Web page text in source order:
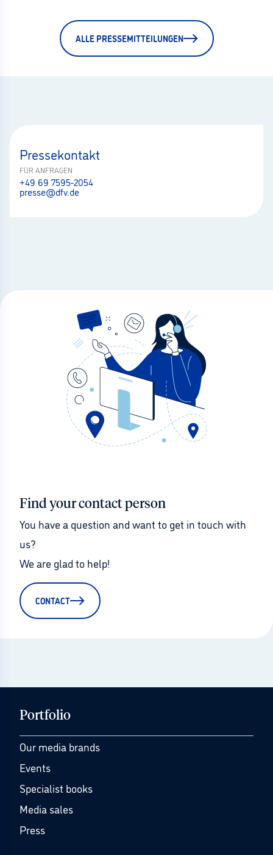
ALLE PRESSEMITTEILUNGEN
Pressekontakt
FÜR ANFRAGEN
+49 69 7595-2054
presse@dfv.de
Find your contact person
You have a question and want to get in touch with
us?
We are glad to help!
CONTACT
Portfolio
Our media brands
Events
Specialist books
Media sales
Press